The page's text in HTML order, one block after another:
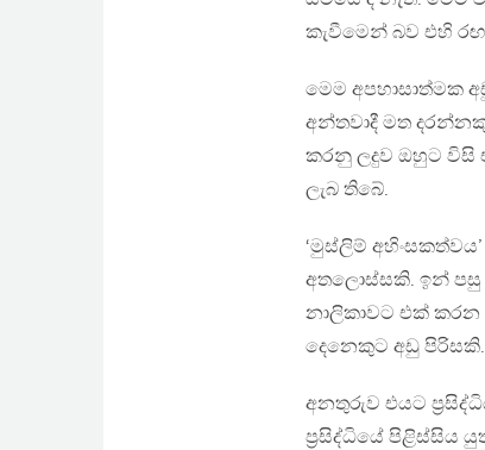
කැවීමෙන් බව එහි රඟ
මෙම අපහාසාත්මක
අන්තවාදී මත
කරනු ලදුව ඔහුට විසි
ලැබ තිබේ.
‘මුස්ලිම්
අතලොස්සකි. ඉන් පසු
නාලිකාවට එක් කරන
දෙනෙකුට අඩු පිරිසකි.
අනතුරුව එයට
ප‍්‍රසිද්ධියේ පිළිස්සිය